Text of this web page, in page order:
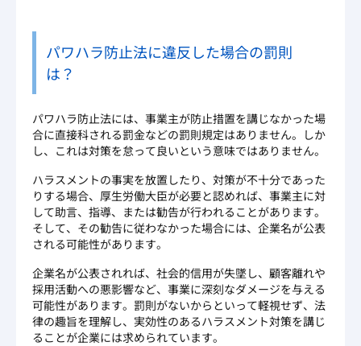
パワハラ防止法に違反した場合の罰則
は？
パワハラ防止法には、事業主が防止措置を講じなかった場
合に直接科される罰金などの罰則規定はありません。しか
し、これは対策を怠って良いという意味ではありません。
ハラスメントの事実を放置したり、対策が不十分であった
りする場合、厚生労働大臣が必要と認めれば、事業主に対
して助言、指導、または勧告が行われることがあります。
そして、その勧告に従わなかった場合には、企業名が公表
される可能性があります。
企業名が公表されれば、社会的信用が失墜し、顧客離れや
採用活動への悪影響など、事業に深刻なダメージを与える
可能性があります。罰則がないからといって軽視せず、法
律の趣旨を理解し、実効性のあるハラスメント対策を講じ
ることが企業には求められています。